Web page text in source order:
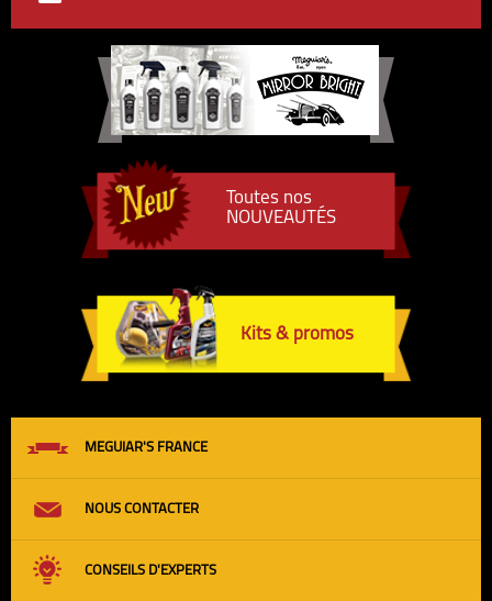
Toutes nos
NOUVEAUTÉS
Kits & promos
MEGUIAR'S FRANCE
NOUS CONTACTER
CONSEILS D'EXPERTS